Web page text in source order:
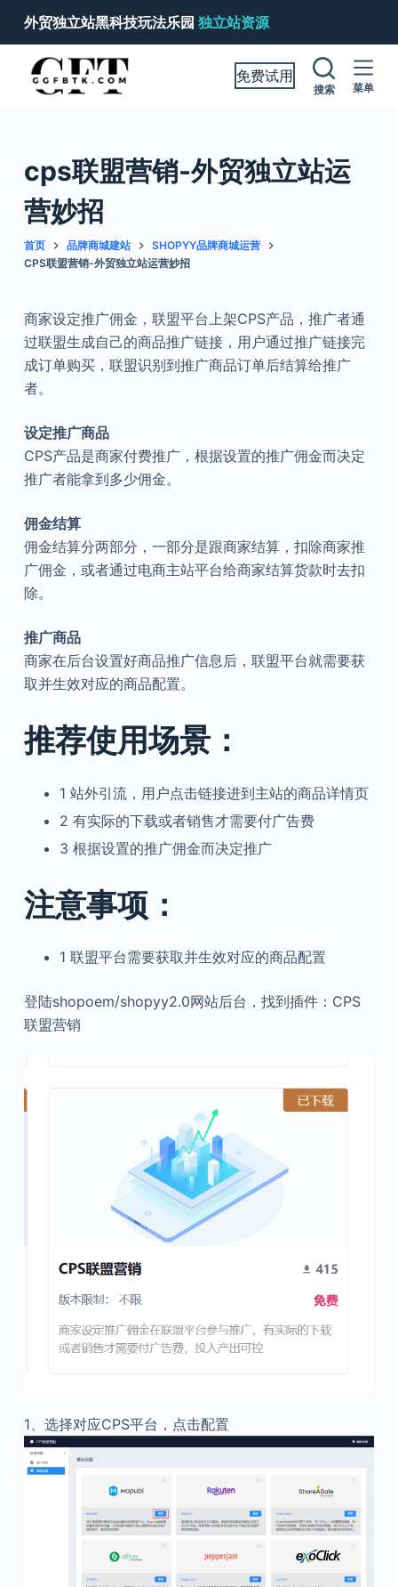
跳
过
内
外贸独立站黑科技玩法乐园 独立站资源
免费试用
搜索 菜单
cps联盟营销-外贸独立站运
营妙招
首页 品牌商城建站
SHOPYY品牌商城运营
CPS联盟营销-外贸独立站运营妙招
商家设定推广佣金，联盟平台上架CPS产品，推广者通
过联盟生成自己的商品推广链接，用户通过推广链接完
成订单购买，联盟识别到推广商品订单后结算给推广
者。
设定推广商品
CPS产品是商家付费推广，根据设置的推广佣金而决定
推广者能拿到多少佣金。
佣金结算
佣金结算分两部分，一部分是跟商家结算，扣除商家推
广佣金，或者通过电商主站平台给商家结算货款时去扣
除。
推广商品
商家在后台设置好商品推广信息后，联盟平台就需要获
取并生效对应的商品配置。
推荐使用场景：
1 站外引流，用户点击链接进到主站的商品详情页
2 有实际的下载或者销售才需要付广告费
3 根据设置的推广佣金而决定推广
注意事项：
1 联盟平台需要获取并生效对应的商品配置
登陆shopoem/shopyy2.0网站后台，找到插件：CPS
联盟营销
1、 选择对应CPS平台，点击配置